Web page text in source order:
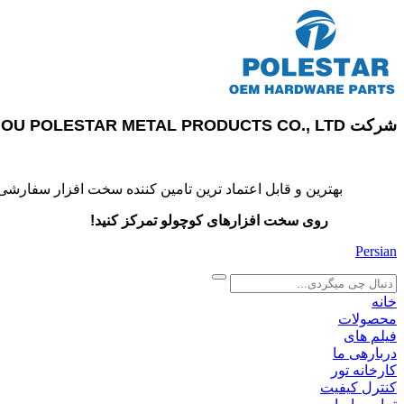
شرکت SUZHOU POLESTAR METAL PRODUCTS CO., LTD
بهترین و قابل اعتماد ترین تامین کننده سخت افزار
روی سخت افزارهای کوچولو تمرکز کنید!
Persian
search
خانه
محصولات
فیلم های
دربارهی ما
کارخانه تور
کنترل کیفیت